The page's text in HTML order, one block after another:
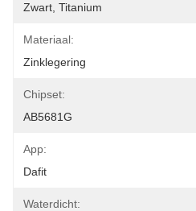
Zwart, Titanium
Materiaal:
Zinklegering
Chipset:
AB5681G
App:
Dafit
Waterdicht: